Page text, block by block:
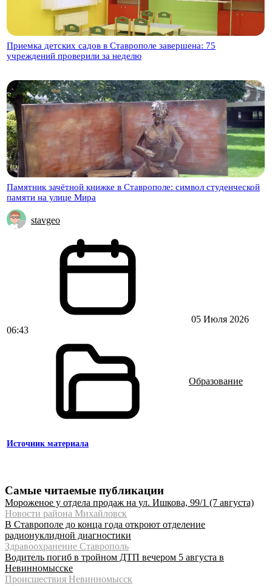
Приемка детских садов в Ставрополе завершена: 75
учреждений проверили за неделю
Памятник зачётной книжке в Ставрополе: символ студенческой
памяти на улице Мира
stavgeo
05 Июля 2026
06:43
Образование
Источник материала
Самые читаемые публикации
Мороженое у отдела продаж на ул. Ишкова, 99/1 (7 августа)
Новости района Михайловск
В Ставрополе до конца года откроют отделение
радионуклидной диагностики
Здравоохранение Ставрополь
Водитель погиб в тройном ДТП вечером 5 августа в
Невинномысске
Происшествия Невинномысск